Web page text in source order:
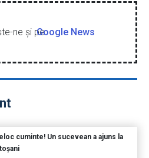
ne şi peGoogle News
cuminte! Un sucevean a ajuns la